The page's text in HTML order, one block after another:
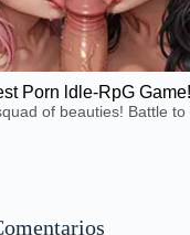
Porn ldle-RpG Game!
of beauties! Battle to